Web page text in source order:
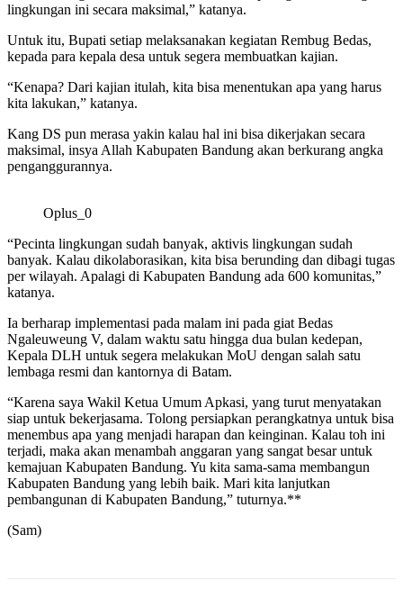
lingkungan ini secara maksimal,” katanya.
Untuk itu, Bupati setiap melaksanakan kegiatan Rembug Bedas,
kepada para kepala desa untuk segera membuatkan kajian.
“Kenapa? Dari kajian itulah, kita bisa menentukan apa yang harus
kita lakukan,” katanya.
Kang DS pun merasa yakin kalau hal ini bisa dikerjakan secara
maksimal, insya Allah Kabupaten Bandung akan berkurang angka
penganggurannya.
Oplus_0
“Pecinta lingkungan sudah banyak, aktivis lingkungan sudah
banyak. Kalau dikolaborasikan, kita bisa berunding dan dibagi tugas
per wilayah. Apalagi di Kabupaten Bandung ada 600 komunitas,”
katanya.
Ia berharap implementasi pada malam ini pada giat Bedas
Ngaleuweung V, dalam waktu satu hingga dua bulan kedepan,
Kepala DLH untuk segera melakukan MoU dengan salah satu
lembaga resmi dan kantornya di Batam.
“Karena saya Wakil Ketua Umum Apkasi, yang turut menyatakan
siap untuk bekerjasama. Tolong persiapkan perangkatnya untuk bisa
menembus apa yang menjadi harapan dan keinginan. Kalau toh ini
terjadi, maka akan menambah anggaran yang sangat besar untuk
kemajuan Kabupaten Bandung. Yu kita sama-sama membangun
Kabupaten Bandung yang lebih baik. Mari kita lanjutkan
pembangunan di Kabupaten Bandung,” tuturnya.**
(Sam)